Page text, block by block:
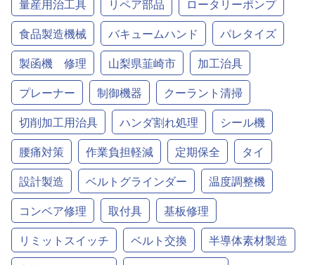
量産用治工具
リペア部品
ロータリーポンプ
食品製造機械
バキュームハンド
パレタイズ
製函機 修理
山梨県韮崎市
加工治具
プレーナー
制御機器
クーラント清掃
切削加工用治具
ハンダ割れ処理
シール機
腰痛対策
作業負担軽減 定期保全
タイ
設計製造
ベルトグラインダー
温度調整機
コンベア修理
取付具
基板修理
リミットスイッチ
ベルト交換
半導体素材製造